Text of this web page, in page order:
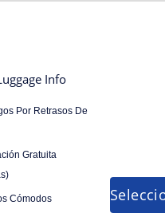
Info
Por Retrasos De
Gratuita
Cómodos